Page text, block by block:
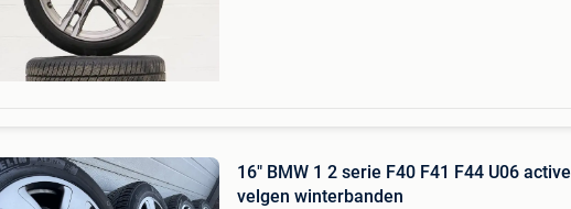
16" BMW 1 2 serie F40 F41 F44 U06 active
velgen winterbanden